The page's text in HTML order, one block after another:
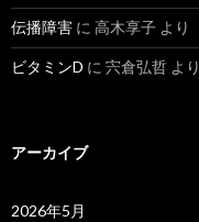
伝播障害 に 高木享子 より
ビタミンD に 宍倉弘哲 より
アーカイブ
2026年5月